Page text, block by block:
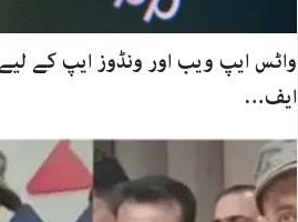
واٹس ایپ ویب اور ونڈوز ایپ کے
ایف…